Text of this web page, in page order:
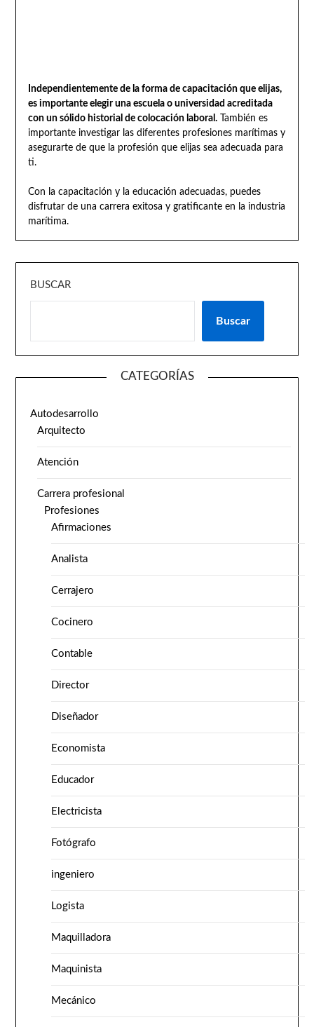
Independientemente de la forma de capacitación que elijas,
es importante elegir una escuela o universidad acreditada
con un sólido historial de colocación laboral.También es
importante investigar las diferentes profesiones marítimas y
asegurarte de que la profesión que elijas sea adecuada para
ti.
Con la capacitación y la educación adecuadas, puedes
disfrutar de una carrera exitosa y gratificante en la industria
marítima.
BUSCAR
Buscar
CATEGORÍAS
Autodesarrollo
Arquitecto
Atención
Carrera profesional
Profesiones
Afirmaciones
Analista
Cerrajero
Cocinero
Contable
Director
Diseñador
Economista
Educador
Electricista
Fotógrafo
ingeniero
Logista
Maquilladora
Maquinista
Mecánico